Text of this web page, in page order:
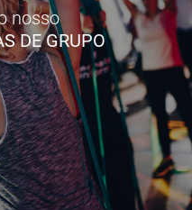
nosso
DE GRUPO